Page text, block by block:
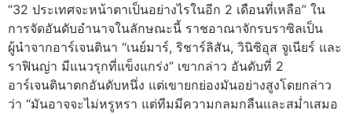
“32 ประเทศจะหน้าตาเป็นอย่างไรในอีก 2 เดือนที่เหลือ” ใน
การจัดอันดับอำนาจในลักษณะนี้ ราชอาณาจักรบราซิลเป็น
ผู้นำจากอาร์เจนตินา “เนย์มาร์, ริชาร์ลิสัน, วินิซิอุส จูเนียร์ และ
ราฟินญ่า มีแนวรุกที่แข็งแกร่ง” เขากล่าว อันดับที่ 2
อาร์เจนตินาตกอันดับหนึ่ง แต่เขายกย่องมันอย่างสูงโดยกล่าว
ว่า “มันอาจจะไม่หรูหรา แต่ทีมมีความกลมกลืนและสม่ำเสมอ